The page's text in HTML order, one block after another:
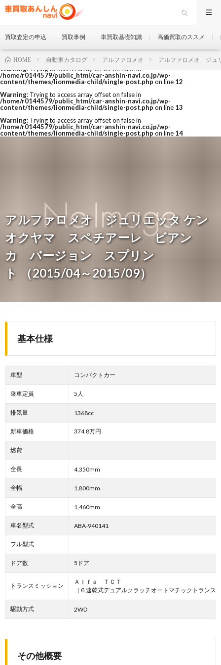
Warning: Trying to access array offset on false in
/home/r0144579/public_html/car-anshin-navi.co.jp/wp-
content/themes/lionmedia-child/single-post.php on line 12
Warning: Trying to access array offset on false in
/home/r0144579/public_html/car-anshin-navi.co.jp/wp-
content/themes/lionmedia-child/single-post.php on line 13
Warning: Trying to access array offset on false in
/home/r0144579/public_html/car-anshin-navi.co.jp/wp-
content/themes/lionmedia-child/single-post.php on line 14
買取査定の申込 買取事例 車買取基礎知識 高価買取のススメ
アルファロメオ ジュリエッタ ケン
オクヤマ スペチアーレ ビアン
カ バージョン スプリン
ト （2015/04～2015/09）
HOME 自動車カタログ アルファロメオ アルファロメオ ジュ
基本仕様
車型 コンパクトカー
乗車定員 5人
排気量 1368cc
新車価格 374.8万円
燃費
全長 4,350mm
全幅 1,800mm
全高 1,460mm
車名型式 ABA-940141
フル型式
ドア数 5ドア
トランスミッション
Ａｌｆａ ＴＣＴ
（６速乾式デュアルクラッチオートマチックトランス
駆動方式 2WD
その他概要